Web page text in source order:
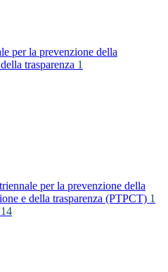
per la prevenzione della
trasparenza 1
per la prevenzione della
e della trasparenza (PTPCT) 1
14